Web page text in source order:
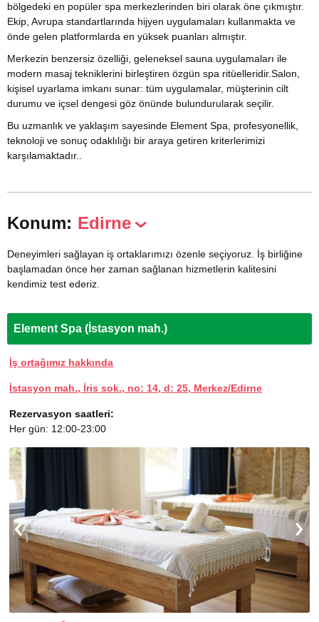
bölgedeki en popüler spa merkezlerinden biri olarak öne çıkmıştır.
Ekip, Avrupa standartlarında hijyen uygulamaları kullanmakta ve
önde gelen platformlarda en yüksek puanları almıştır.
Merkezin benzersiz özelliği, geleneksel sauna uygulamaları ile
modern masaj tekniklerini birleştiren özgün spa ritüelleridir.Salon,
kişisel uyarlama imkanı sunar: tüm uygulamalar, müşterinin cilt
durumu ve içsel dengesi göz önünde bulundurularak seçilir.
Bu uzmanlık ve yaklaşım sayesinde Element Spa, profesyonellik,
teknoloji ve sonuç odaklılığı bir araya getiren kriterlerimizi
karşılamaktadır..
Konum: Edirne
Deneyimleri sağlayan iş ortaklarımızı özenle seçiyoruz. İş birliğine
başlamadan önce her zaman sağlanan hizmetlerin kalitesini
kendimiz test ederiz.
Element Spa (İstasyon mah.)
İş ortağımız hakkında
İstasyon mah., İris sok., no: 14, d: 25, Merkez/Edirne
Rezervasyon saatleri:
Her gün: 12:00-23:00